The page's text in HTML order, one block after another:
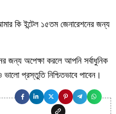
কি ইন্টেল ১৫তম জেনারেশনের জন্য
জন্য অপেক্ষা করলে আপনি সর্বাধুনিক
প্রস্তুতি নিশ্চিতভাবে পাবেন।